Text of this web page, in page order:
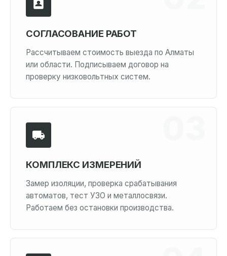
СОГЛАСОВАНИЕ РАБОТ
Рассчитываем стоимость выезда по Алматы
или области. Подписываем договор на
проверку низковольтных систем.
КОМПЛЕКС ИЗМЕРЕНИЙ
Замер изоляции, проверка срабатывания
автоматов, тест УЗО и металлосвязи.
Работаем без остановки производства.